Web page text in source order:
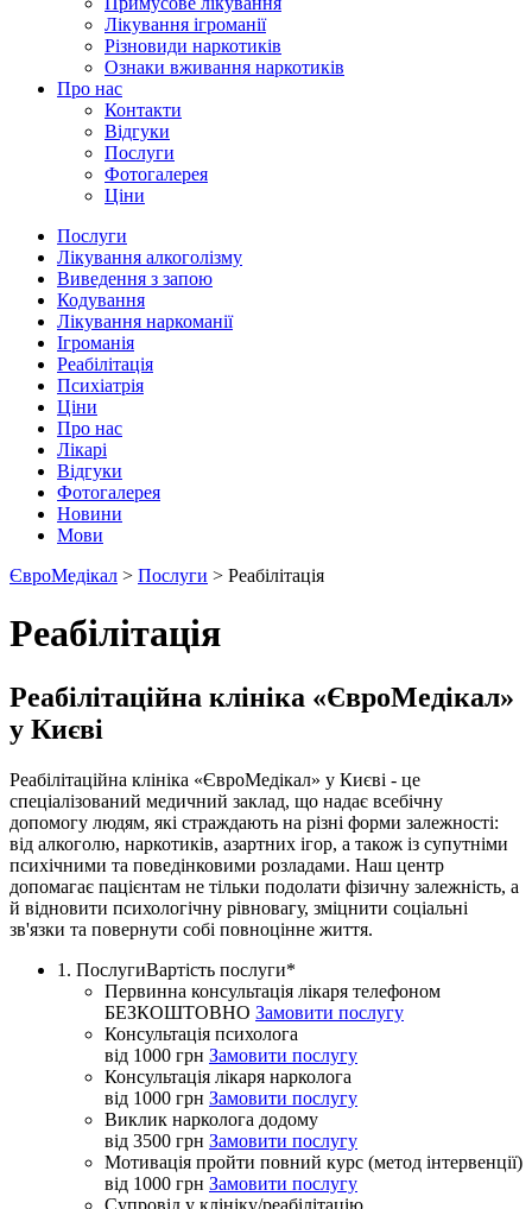
Лікування ігроманії
Різновиди наркотиків
Ознаки вживання наркотиків
Про нас
Контакти
Відгуки
Послуги
Фотогалерея
Ціни
Послуги
Лікування алкоголізму
Виведення з запою
Кодування
Лікування наркоманії
Ігроманія
Реабілітація
Психіатрія
Ціни
Про нас
Лікарі
Відгуки
Фотогалерея
Новини
Мови
ЄвроМедікал > Послуги > Реабілітація
Реабілітація
Реабілітаційна клініка «ЄвроМедікал»
у Києві
Реабілітаційна клініка «ЄвроМедікал» у Києві - це
спеціалізований медичний заклад, що надає всебічну
допомогу людям, які страждають на різні форми залежності:
від алкоголю, наркотиків, азартних ігор, а також із супутніми
психічними та поведінковими розладами. Наш центр
допомагає пацієнтам не тільки подолати фізичну залежність, а
й відновити психологічну рівновагу, зміцнити соціальні
зв'язки та повернути собі повноцінне життя.
1. ПослугиВартість послуги*
Первинна консультація лікаря телефоном
БЕЗКОШТОВНО Замовити послугу
Консультація психолога
від 1000 грн Замовити послугу
Консультація лікаря нарколога
від 1000 грн Замовити послугу
Виклик нарколога додому
від 3500 грн Замовити послугу
Мотивація пройти повний курс (метод інтервенції)
від 1000 грн Замовити послугу
Супровід у клініку/реабілітацію